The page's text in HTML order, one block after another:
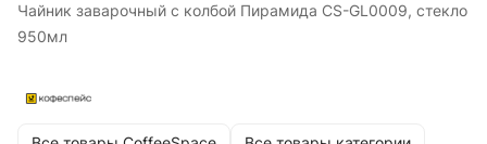
Чайник заварочный с колбой Пирамида CS-GL0009, стекло
950мл